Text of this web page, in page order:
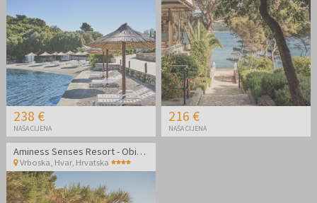
238 €
NAŠA CIJENA
216 €
NAŠA CIJENA
Aminess Senses Resort - Obiteljska jesen sa all inclusive light na Hvaru
Vrboska, Hvar, Hrvatska